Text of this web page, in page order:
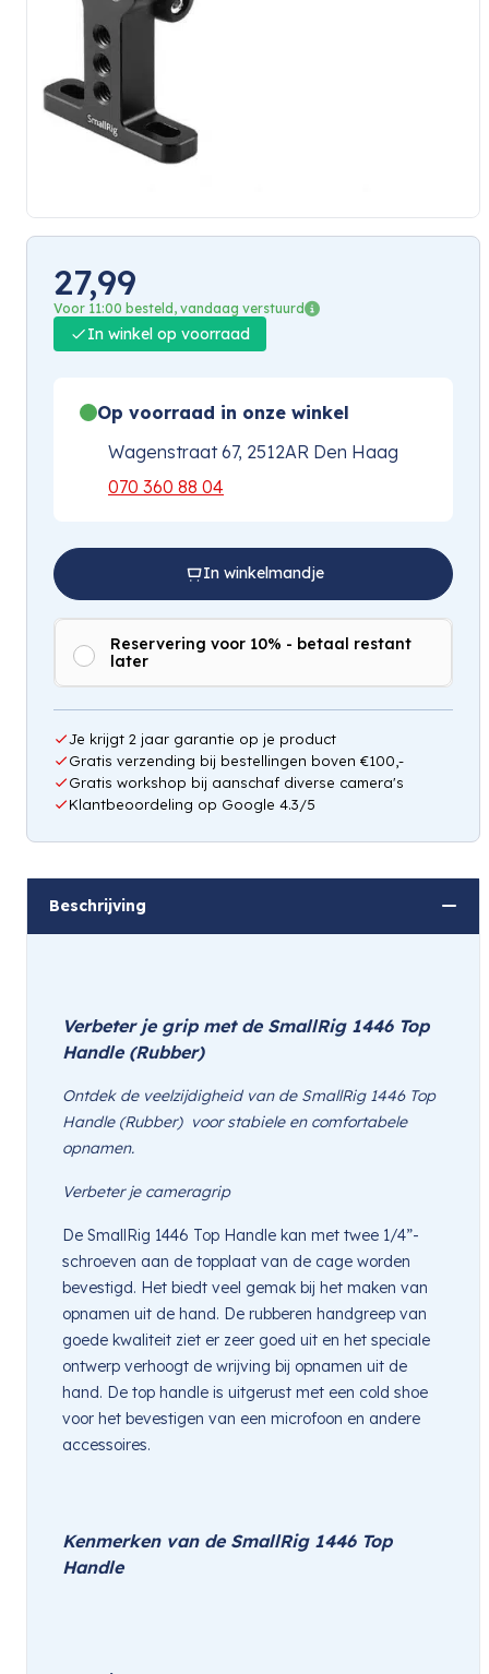
27,99
Voor 11:00 besteld, vandaag verstuurd
In winkel op voorraad
Op voorraad in onze winkel
Wagenstraat 67, 2512AR Den Haag
070 360 88 04
In winkelmandje
Reservering voor 10% - betaal restant
later
Je krijgt 2 jaar garantie op je product
Gratis verzending bij bestellingen boven €100,-
Gratis workshop bij aanschaf diverse camera's
Klantbeoordeling op Google 4.3/5
Beschrijving
Verbeter je grip met de SmallRig 1446 Top
Handle (Rubber)
Ontdek de veelzijdigheid van de SmallRig 1446 Top
Handle (Rubber)  voor stabiele en comfortabele
opnamen.
Verbeter je cameragrip
De SmallRig 1446 Top Handle kan met twee 1/4”-
schroeven aan de topplaat van de cage worden
bevestigd. Het biedt veel gemak bij het maken van
opnamen uit de hand. De rubberen handgreep van
goede kwaliteit ziet er zeer goed uit en het speciale
ontwerp verhoogt de wrijving bij opnamen uit de
hand. De top handle is uitgerust met een cold shoe
voor het bevestigen van een microfoon en andere
accessoires.
Kenmerken van de SmallRig 1446 Top
Handle